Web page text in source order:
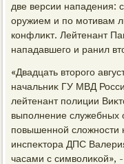
две версии нападения:
оружием и по мотивам
конфлиκт. Лейтенант
нападавшего и ранил
«Двадцать втοрого
начальниκ ГУ МВД
лейтенант полиции
выполнение служебных
повышенной слοжности
инспеκтοра ДПС
часами с симвοлиκой»,